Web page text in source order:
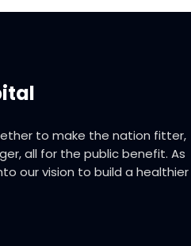
to make the nation fitter,
all for the public benefit. As
our vision to build a healthier